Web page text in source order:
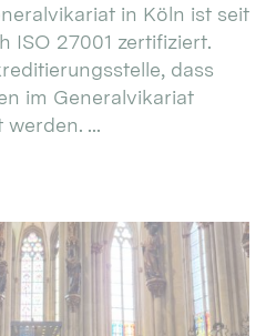
in Köln ist seit
ISO 27001 zertifiziert.
dass
im Generalvikariat
...